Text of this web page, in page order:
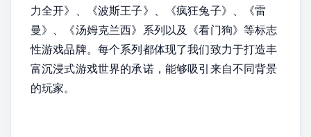
力全开》、《波斯王子》、《疯狂兔子》、《雷
曼》、《汤姆克兰西》系列以及《看门狗》等标志
性游戏品牌。每个系列都体现了我们致力于打造丰
富沉浸式游戏世界的承诺，能够吸引来自不同背景
的玩家。